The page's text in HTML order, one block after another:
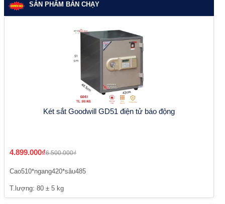
SẢN PHẨM BÁN CHẠY
Két sắt Goodwill GD51 điện tử báo động
4.899.000₫6.500.000₫
Cao510*ngang420*sâu485
T.lượng: 80 ± 5 kg